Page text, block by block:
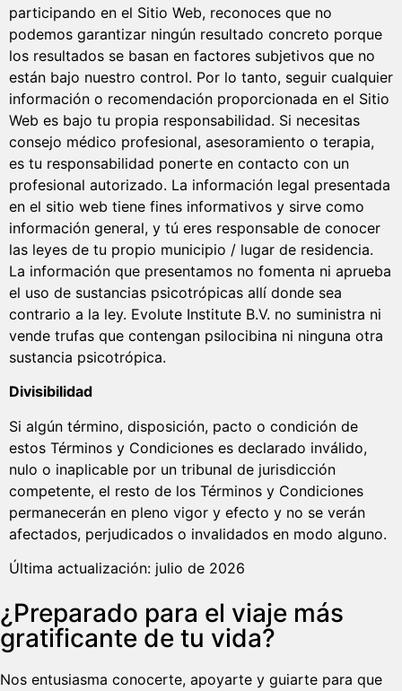
participando en el Sitio Web, reconoces que no
podemos garantizar ningún resultado concreto porque
los resultados se basan en factores subjetivos que no
están bajo nuestro control. Por lo tanto, seguir cualquier
información o recomendación proporcionada en el Sitio
Web es bajo tu propia responsabilidad. Si necesitas
consejo médico profesional, asesoramiento o terapia,
es tu responsabilidad ponerte en contacto con un
profesional autorizado. La información legal presentada
en el sitio web tiene fines informativos y sirve como
información general, y tú eres responsable de conocer
las leyes de tu propio municipio / lugar de residencia.
La información que presentamos no fomenta ni aprueba
el uso de sustancias psicotrópicas allí donde sea
contrario a la ley. Evolute Institute B.V. no suministra ni
vende trufas que contengan psilocibina ni ninguna otra
sustancia psicotrópica.
Divisibilidad
Si algún término, disposición, pacto o condición de
estos Términos y Condiciones es declarado inválido,
nulo o inaplicable por un tribunal de jurisdicción
competente, el resto de los Términos y Condiciones
permanecerán en pleno vigor y efecto y no se verán
afectados, perjudicados o invalidados en modo alguno.
Última actualización: julio de 2026
¿Preparado para el viaje más
gratificante de tu vida?
Nos entusiasma conocerte, apoyarte y guiarte para que